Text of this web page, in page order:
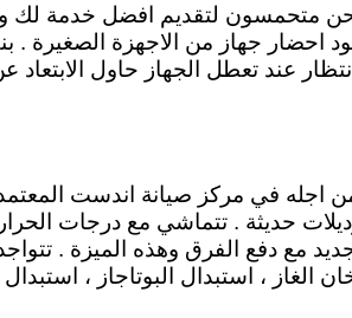
نحن متحمسون لتقديم افضل خدمة لك
احضار جهاز من الاجهزة الصغيرة .
عند تعطل الجهاز حاول
اجله في مركز صيانة اندست
حديثة . تتماشي مع درجات
مع دفع الفرق وهذه الميزة .
الغاز ، استبدال البوتاجاز ،